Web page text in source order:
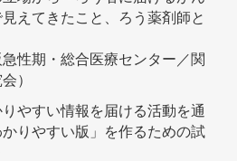
えてきたこと、ろう薬剤師と
期・総合医療センター／関
）
やすい情報を届ける活動を通
りやすい版」を作るための試